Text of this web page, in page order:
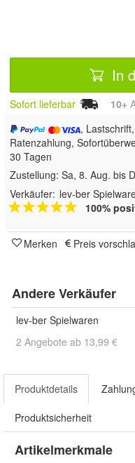
In
Sofort lieferbar 10+
,
Ratenzahlung,
30 Tagen
Zustellung: Sa, 8. Aug. bis
Verkäufer: lev-ber
100%
Merken Preis
Andere Verkäufer
lev-ber Spielwaren
2 Angebote ab 13,99 €
Produktdetails
Produktsicherheit
Artikelmerkmale